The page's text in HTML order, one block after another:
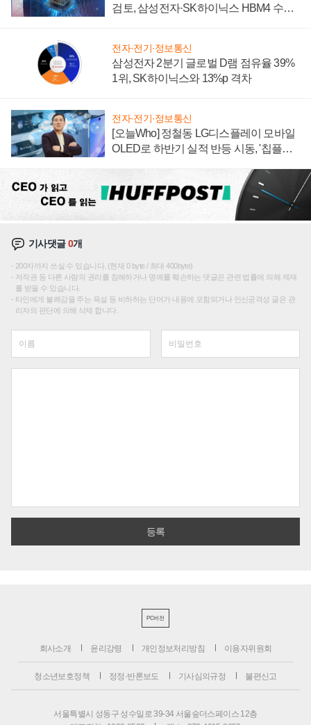
검토, 삼성전자·SK하이닉스 HBM4 수율
전자·전기·정보통신
삼성전자 2분기 글로벌 D램 점유율 39%
1위, SK하이닉스와 13%p 격차
전자·전기·정보통신
[오늘Who] 정철동 LG디스플레이 모바일
OLED로 하반기 실적 반등 시동, '칩플레
기사댓글0개
200자까지 쓰실 수 있습니다. (현재 0 byte / 최대 400byte)
저작권 등 다른 사람의 권리를 침해하거나 명예를 훼손하는 댓글은 관련 법률에 의해 제재
를 받을 수 있습니다.
타인에게 불쾌감을 주는 욕설 등 비하하는 단어가 내용에 포함되거나 인신공격성 글은 관
리자의 판단에 의해 삭제 합니다.
PC버전
회사소개 윤리강령 개인정보처리방침 이용자위원회
청소년보호정책 정정·반론보도 기사심의규정 불편신고
서울특별시 성동구 성수일로 39-34 서울숲더스페이스 12층